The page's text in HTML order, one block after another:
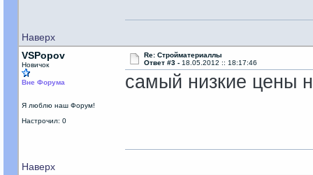
Наверх
VSPopov
Новичок
Вне Форума
Я люблю наш Форум!
Настрочил: 0
Re: Стройматериаллы
Ответ #3 - 18.05.2012 :: 18:17:46
самый низкие цены
Наверх